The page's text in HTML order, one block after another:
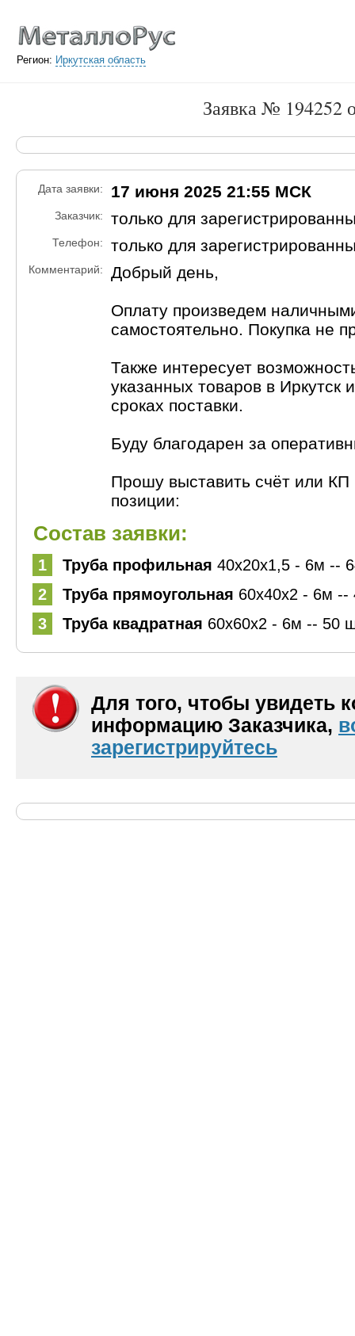
Регион: Иркутская область
Заявка № 194252
Дата заявки: 17 июня 2025 21:55 МСК
Заказчик: только для
Телефон: только для
Комментарий: Добрый день,
Оплату произведем
самостоятельно. Покупка не
Также интересует
указанных товаров в Иркутск
сроках поставки.
Буду благодарен за
Прошу выставить счёт или
позиции:
Состав заявки:
1 Труба профильная 40х20х1,5 - 6м --
2
Труба прямоугольная 60х40х2 - 6м --
3
Труба квадратная 60х60х2 - 6м -- 50
Для того, чтобы увидеть
информацию Заказчика,
зарегистрируйтесь